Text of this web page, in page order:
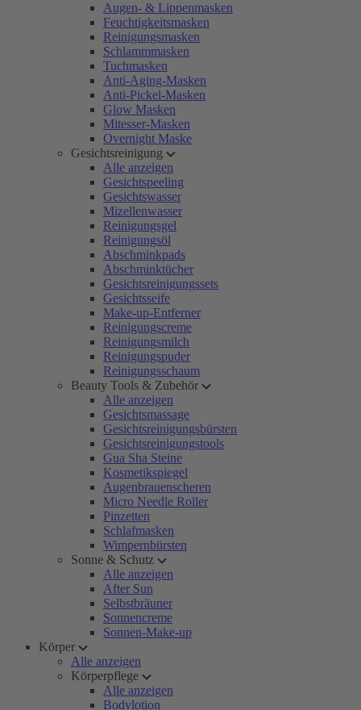
Augen- & Lippenmasken
Feuchtigkeitsmasken
Reinigungsmasken
Schlammmasken
Tuchmasken
Anti-Aging-Masken
Anti-Pickel-Masken
Glow Masken
Mitesser-Masken
Overnight Maske
Gesichtsreinigung
Alle anzeigen
Gesichtspeeling
Gesichtswasser
Mizellenwasser
Reinigungsgel
Reinigungsöl
Abschminkpads
Abschminktücher
Gesichtsreinigungssets
Gesichtsseife
Make-up-Entferner
Reinigungscreme
Reinigungsmilch
Reinigungspuder
Reinigungsschaum
Beauty Tools & Zubehör
Alle anzeigen
Gesichtsmassage
Gesichtsreinigungsbürsten
Gesichtsreinigungstools
Gua Sha Steine
Kosmetikspiegel
Augenbrauenscheren
Micro Needle Roller
Pinzetten
Schlafmasken
Wimpernbürsten
Sonne & Schutz
Alle anzeigen
After Sun
Selbstbräuner
Sonnencreme
Sonnen-Make-up
Körper
Alle anzeigen
Körperpflege
Alle anzeigen
Bodylotion